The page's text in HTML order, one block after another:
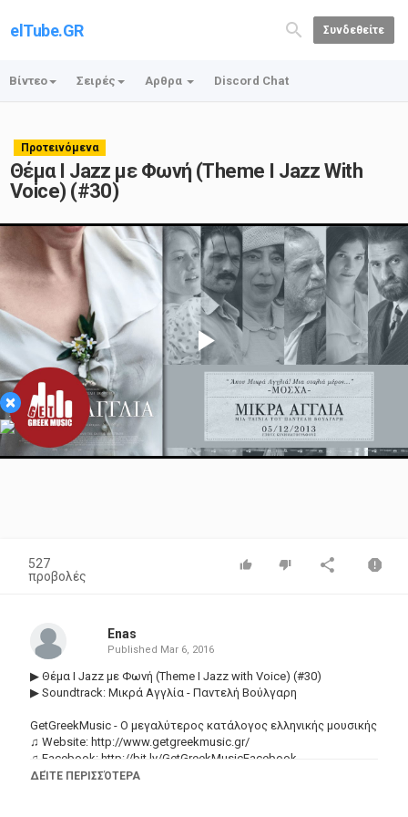
elTube.GR Συνδεθείτε
Βίντεο Σειρές Αρθρα Discord Chat
Προτεινόμενα
Θέμα Ι Jazz με Φωνή (Theme I Jazz With
Voice) (#30)
×
Play
Video
527
προβολές
Enas
Published Mar 6, 2016
▶ Θέμα Ι Jazz με Φωνή (Theme I Jazz with Voice) (#30)
▶ Soundtrack: Μικρά Αγγλία - Παντελή Βούλγαρη
GetGreekMusic - Ο μεγαλύτερος κατάλογος ελληνικής μουσικής
♫ Website: http://www.getgreekmusic.gr/
♫ Facebook: http://bit.ly/GetGreekMusicFacebook
♫ Google+:http://bit.ly/GetGreekMusicGooglePlus
ΔΕΊΤΕ ΠΕΡΙΣΣΌΤΕΡΑ